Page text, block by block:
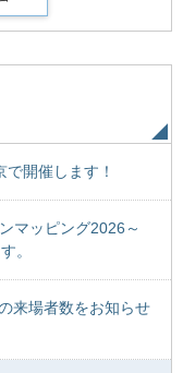
で開催します！
マッピング2026～
。
来場者数をお知らせ